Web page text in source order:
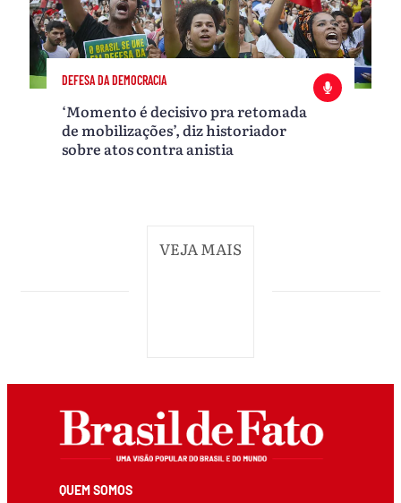
DEFESA DA DEMOCRACIA
‘Momento é decisivo pra retomada
de mobilizações’, diz historiador
sobre atos contra anistia
VEJA MAIS
QUEM SOMOS